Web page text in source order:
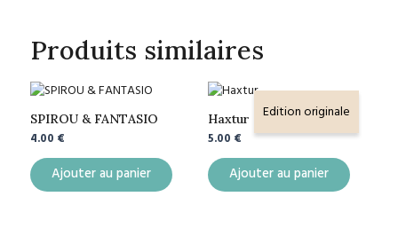
Produits similaires
SPIROU & FANTASIO
4.00 €
Ajouter au panier
Edition originale
Haxtur
5.00 €
Ajouter au panier